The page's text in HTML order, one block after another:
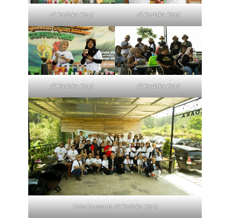
di Kadaka Kopi di Kadaka Kopi
di Kadaka Kopi di Kadaka Kopi
Foto bersama di Kadaka Kopi